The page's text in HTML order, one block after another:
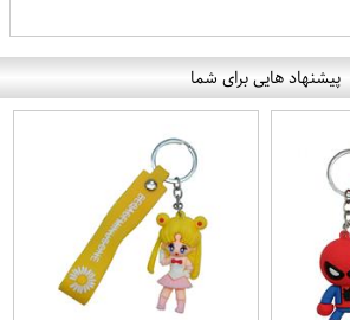
پیشنهاد هایی برای شما